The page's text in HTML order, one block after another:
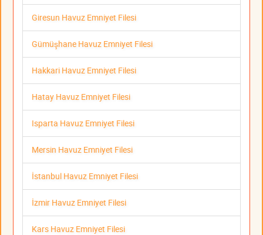
Giresun Havuz Emniyet Filesi
Gümüşhane Havuz Emniyet Filesi
Hakkari Havuz Emniyet Filesi
Hatay Havuz Emniyet Filesi
Isparta Havuz Emniyet Filesi
Mersin Havuz Emniyet Filesi
İstanbul Havuz Emniyet Filesi
İzmir Havuz Emniyet Filesi
Kars Havuz Emniyet Filesi